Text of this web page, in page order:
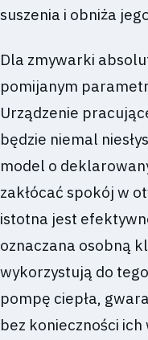
suszenia i obniża
Dla zmywarki
pomijanym
Urządzenie
będzie niemal
model o
zakłócać spokój w
istotna jest
oznaczana osobną
wykorzystują do
pompę ciepła,
bez konieczności ich